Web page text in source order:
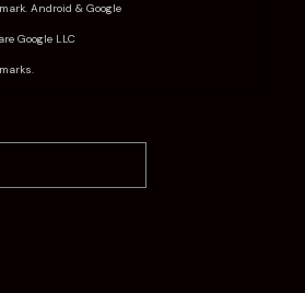
Android & Google
Google LLC